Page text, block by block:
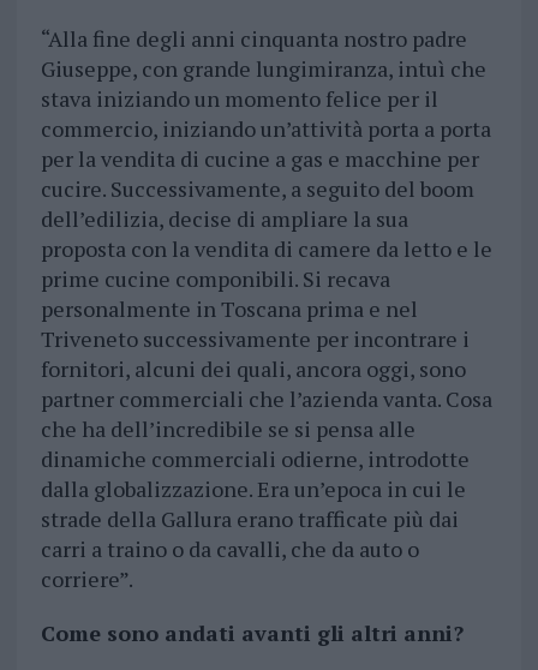
“Alla fine degli anni cinquanta nostro padre
Giuseppe, con grande lungimiranza, intuì che
stava iniziando un momento felice per il
commercio, iniziando un’attività porta a porta
per la vendita di cucine a gas e macchine per
cucire. Successivamente, a seguito del boom
dell’edilizia, decise di ampliare la sua
proposta con la vendita di camere da letto e le
prime cucine componibili. Si recava
personalmente in Toscana prima e nel
Triveneto successivamente per incontrare i
fornitori, alcuni dei quali, ancora oggi, sono
partner commerciali che l’azienda vanta. Cosa
che ha dell’incredibile se si pensa alle
dinamiche commerciali odierne, introdotte
dalla globalizzazione. Era un’epoca in cui le
strade della Gallura erano trafficate più dai
carri a traino o da cavalli, che da auto o
corriere”.
Come sono andati avanti gli altri anni?